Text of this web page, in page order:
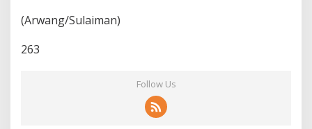
(Arwang/Sulaiman)
263
Follow Us